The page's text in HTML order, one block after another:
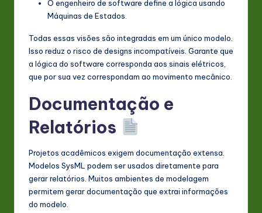
O engenheiro de software define a lógica usando
Máquinas de Estados.
Todas essas visões são integradas em um único modelo.
Isso reduz o risco de designs incompatíveis. Garante que
a lógica do software corresponda aos sinais elétricos,
que por sua vez correspondam ao movimento mecânico.
Documentação e
Relatórios
Projetos acadêmicos exigem documentação extensa.
Modelos SysML podem ser usados diretamente para
gerar relatórios. Muitos ambientes de modelagem
permitem gerar documentação que extrai informações
do modelo.